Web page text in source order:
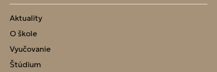
Aktuality
O škole
Vyučovanie
Štúdium